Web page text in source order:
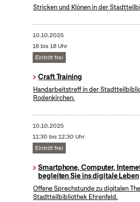
Stricken und Klönen in der
10.10.2025
16 bis 18 Uhr
Eintritt frei
Craft Training
Handarbeitstreff in der
Rodenkirchen.
10.10.2025
11:30 bis 12:30 Uhr
Eintritt frei
Smartphone, Computer,
begleiten Sie ins digitale Leben
Offene Sprechstunde zu digitalen
Stadtteilbibliothek Ehrenfeld.